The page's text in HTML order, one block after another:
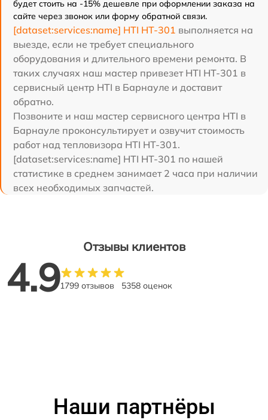
будет стоить на -15% дешевле при оформлении заказа на
сайте через звонок или форму обратной связи.
[dataset:services:name] HTI HT-301 выполняется на
выезде, если не требует специального
оборудования и длительного времени ремонта. В
таких случаях наш мастер привезет HTI HT-301 в
сервисный центр HTI в Барнауле и доставит
обратно.
Позвоните и наш мастер сервисного центра HTI в
Барнауле проконсультирует и озвучит стоимость
работ над тепловизора HTI HT-301.
[dataset:services:name] HTI HT-301 по нашей
статистике в среднем занимает 2 часа при наличии
всех необходимых запчастей.
Отзывы клиентов
4.91799 отзывов 5358 оценок
Наши партнёры